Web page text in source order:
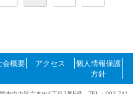
の
送
り
会概要 アクセス
個人情報保護
方針